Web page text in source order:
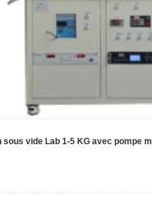
sous vide Lab 1-5 KG avec pompe